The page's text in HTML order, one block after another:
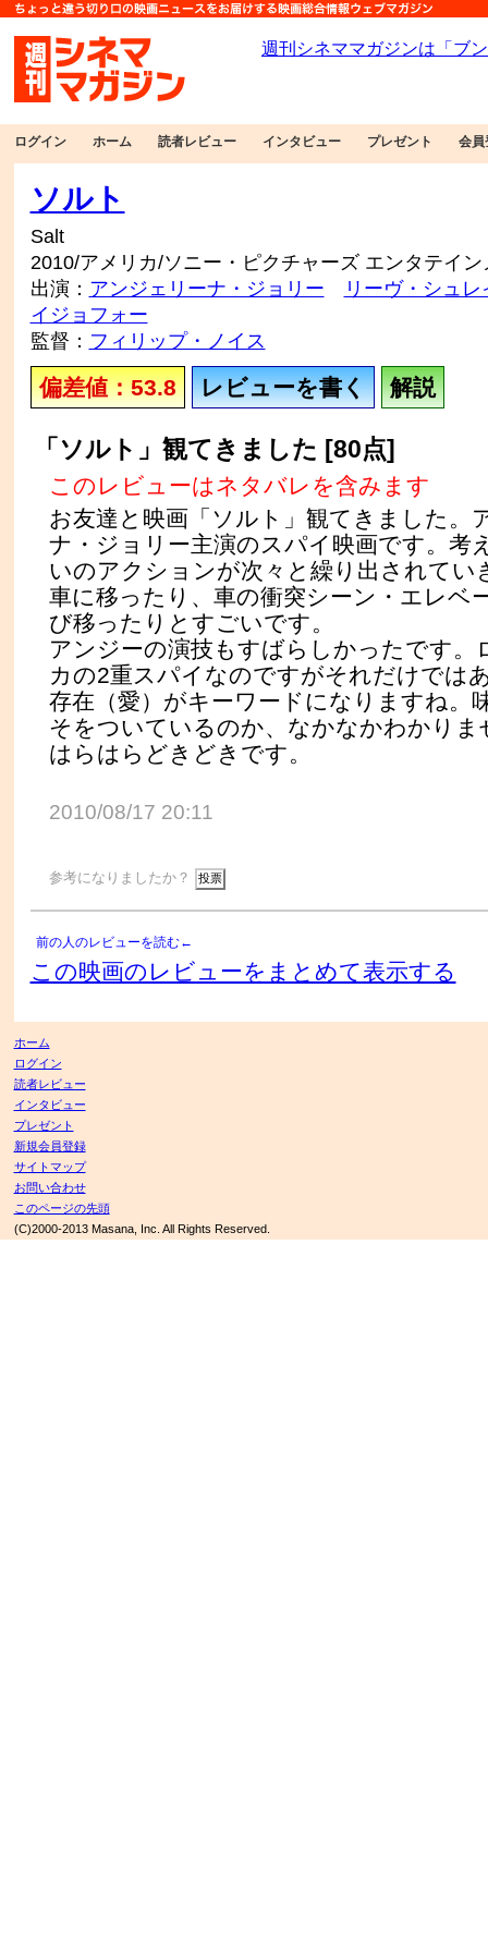
ログイン ホーム 読者レビュー インタビュー プレゼント 会員
ソルト
Salt
2010/アメリカ/ソニー・ピクチャーズ エンタテイン
出演： アンジェリーナ・ジョリー
リーヴ・シュレ
イジョフォー
監督： フィリップ・ノイス
偏差値：53.8 レビューを書く 解説
「ソルト」観てきました [80点]
このレビューはネタバレを含みます
お友達と映画「ソルト」観てきました。
ナ・ジョリー主演のスパイ映画です。考
いのアクションが次々と繰り出されてい
車に移ったり、車の衝突シーン・エレベ
び移ったりとすごいです。
アンジーの演技もすばらしかったです。
カの2重スパイなのですがそれだけでは
存在（愛）がキーワードになりますね。
そをついているのか、なかなかわかりま
はらはらどきどきです。
2010/08/17 20:11
参考になりましたか？
前の人のレビューを読む←
この映画のレビューをまとめて表示する
ホーム
ログイン
読者レビュー
インタビュー
プレゼント
新規会員登録
サイトマップ
お問い合わせ
このページの先頭
(C)2000-2013 Masana, Inc. All Rights Reserved.